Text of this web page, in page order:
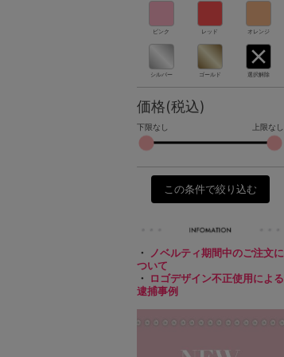
ピンク レッド オレンジ
シルバー ゴールド 選択解除
価格(税込)
下限なし 上限なし
この条件で絞り込む
・
ノベルティ期間中のご注文に
ついて
・
ロゴデザイン不正使用による
逮捕事例